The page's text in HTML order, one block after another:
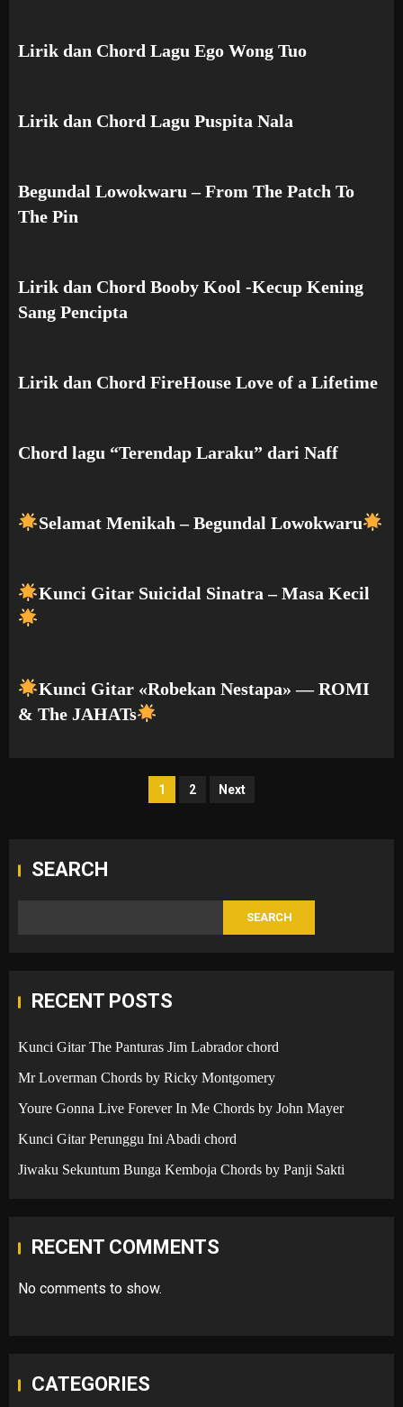
Lirik dan Chord Lagu Ego Wong Tuo
Lirik dan Chord Lagu Puspita Nala
Begundal Lowokwaru – From The Patch To
The Pin
Lirik dan Chord Booby Kool -Kecup Kening
Sang Pencipta
Lirik dan Chord FireHouse Love of a Lifetime
Chord lagu “Terendap Laraku” dari Naff
Selamat Menikah – Begundal Lowokwaru
Kunci Gitar Suicidal Sinatra – Masa Kecil
Kunci Gitar «Robekan Nestapa» — ROMI
& The JAHATs
Posts
1 2 Next
SEARCH
SEARCH
RECENT POSTS
Kunci Gitar The Panturas Jim Labrador chord
Mr Loverman Chords by Ricky Montgomery
Youre Gonna Live Forever In Me Chords by John Mayer
Kunci Gitar Perunggu Ini Abadi chord
Jiwaku Sekuntum Bunga Kemboja Chords by Panji Sakti
RECENT COMMENTS
No comments to show.
CATEGORIES